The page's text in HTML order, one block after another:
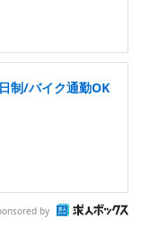
制/バイク通勤OK
by